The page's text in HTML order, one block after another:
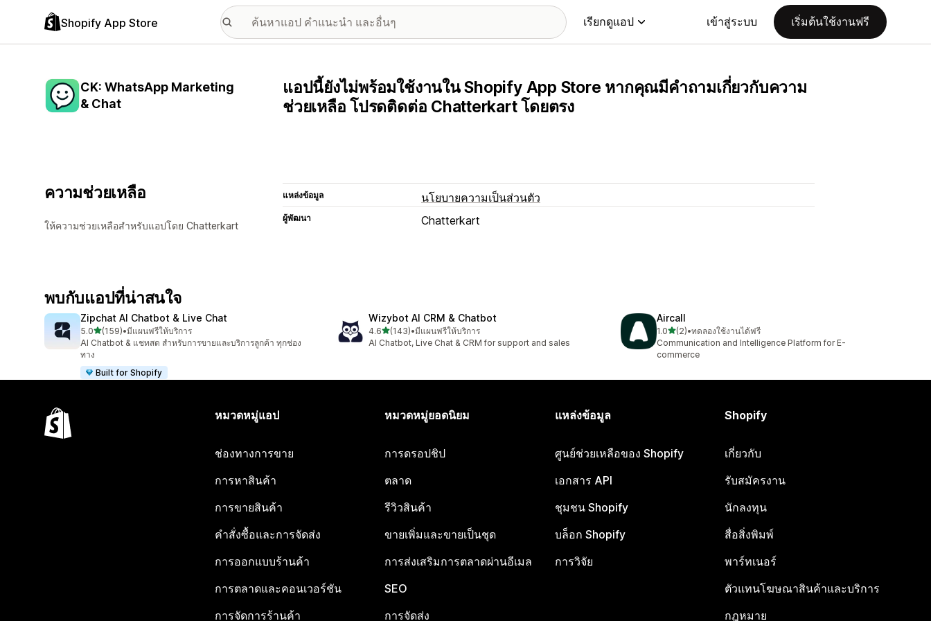
Shopify App Store เรียกดูแอป เข้าสู่ระบบ เริ่มต้นใช้งานฟรี
CK: WhatsApp Marketing
& Chat
แอปนี้ยังไม่พร้อมใช้งานใน Shopify App Store หากคุณมีคำถามเกี่ยวกับความ
ช่วยเหลือ โปรดติดต่อ Chatterkart โดยตรง
ความช่วยเหลือ
ให้ความช่วยเหลือสำหรับแอปโดย Chatterkart
แหล่งข้อมูล นโยบายความเป็นส่วนตัว
ผู้พัฒนา Chatterkart
พบกับแอปที่น่าสนใจ
Zipchat AI Chatbot & Live Chat
5.0เต็ม 5 ดาว
(159)
ทั้งหมด 159 รีวิว
•มีแผนฟรีให้บริการ
AI Chatbot & แชทสด สำหรับการขายและบริการลูกค้า ทุกช่อง
ทาง
Built for Shopify
Wizybot AI CRM & Chatbot
4.6เต็ม 5 ดาว
(143)
ทั้งหมด 143 รีวิว
•มีแผนฟรีให้บริการ
AI Chatbot, Live Chat & CRM for support and sales
Aircall
1.0เต็ม 5 ดาว
(2)
ทั้งหมด 2 รีวิว
•ทดลองใช้งานได้ฟรี
Communication and Intelligence Platform for E-
commerce
หมวดหมู่แอป
ช่องทางการขาย
การหาสินค้า
การขายสินค้า
คำสั่งซื้อและการจัดส่ง
การออกแบบร้านค้า
การตลาดและคอนเวอร์ชัน
การจัดการร้านค้า
หมวดหมู่ยอดนิยม
การดรอปชิป
ตลาด
รีวิวสินค้า
ขายเพิ่มและขายเป็นชุด
การส่งเสริมการตลาดผ่านอีเมล
SEO
การจัดส่ง
แหล่งข้อมูล
ศูนย์ช่วยเหลือของ Shopify
เอกสาร API
ชุมชน Shopify
บล็อก Shopify
การวิจัย
Shopify
เกี่ยวกับ
รับสมัครงาน
นักลงทุน
สื่อสิ่งพิมพ์
พาร์ทเนอร์
ตัวแทนโฆษณาสินค้าและบริการ
กฎหมาย